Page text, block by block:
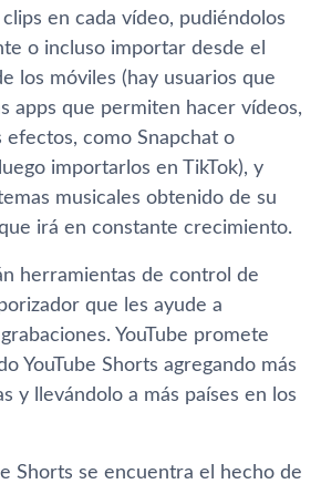
en cada vídeo, pudiéndolos
o incluso importar desde el
los móviles (hay usuarios que
apps que permiten hacer vídeos,
efectos, como Snapchat o
importarlos en TikTok), y
musicales obtenido de su
irá en constante crecimiento.
herramientas de control de
que les ayude a
YouTube promete
YouTube Shorts agregando más
y llevándolo a más países en los
Shorts se encuentra el hecho de